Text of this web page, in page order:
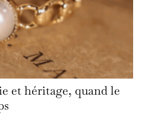
et héritage, quand le